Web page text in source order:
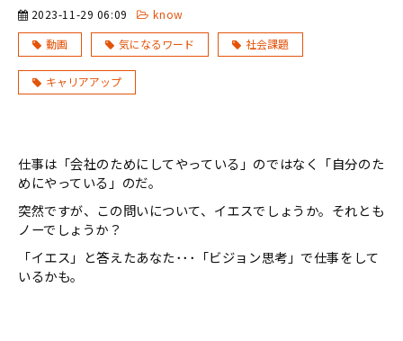
2023-11-29 06:09
know
動画
気になるワード 社会課題
キャリアアップ
仕事は「会社のためにしてやっている」のではなく「自分のた
めにやっている」のだ。
突然ですが、この問いについて、イエスでしょうか。それとも
ノーでしょうか？
「イエス」と答えたあなた･･･「ビジョン思考」で仕事をして
いるかも。